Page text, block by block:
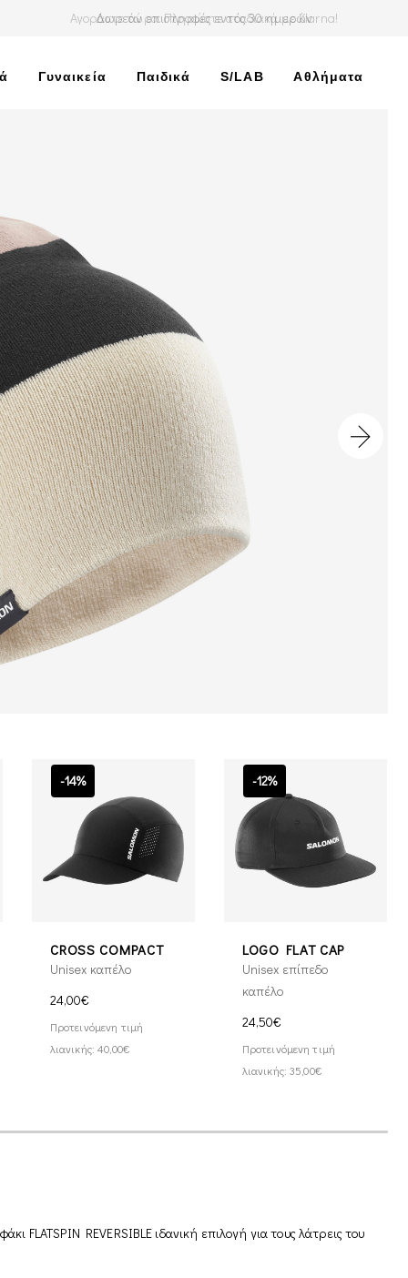
Αγοράστε τώρα. Πληρώστε σταδιακά με Klarna!
Γυναικεία Παιδικά S/LAB Αθλήματα
-14%
CROSS COMPACT
Unisex καπέλο
24,00€
Προτεινόμενη τιμή
λιανικής: 40,00€
-12%
LOGO FLAT CAP
Unisex επίπεδο
καπέλο
24,50€
Προτεινόμενη τιμή
λιανικής: 35,00€
FLATSPIN REVERSIBLE ιδανική επιλογή για τους λάτρεις του